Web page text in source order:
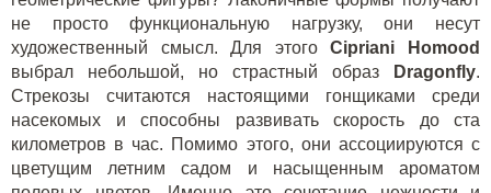
не просто функциональную нагрузку, они несут
художественный смысл. Для этогоCipriani Homood
выбрал небольшой, но страстный образ
Dragonfly.
Стрекозы считаются настоящими гонщиками среди
насекомых и способны развивать скорость до ста
километров в час. Помимо этого, они ассоциируются с
цветущим летним садом и насыщенным ароматом